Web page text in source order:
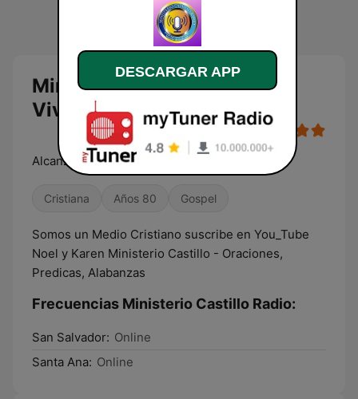
Ministerio Castillo Radio en
Vivo
Alcanzando vidas para Cristo
Cristiana Años 80 Gospel
Somos un Medio Cristiano suscribe en You_Tube
Noel y Karen Ministerio Castillo - Oraciones,
Predicas, Alabanzas
Frecuencias Ministerio Castillo Radio:
San Salvador: Online
Santa Ana: Online
DESCARGAR APP